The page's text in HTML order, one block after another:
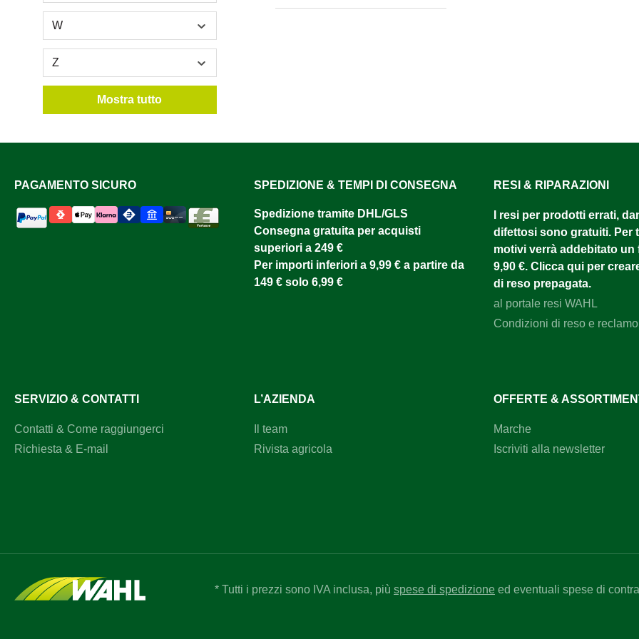
W
Z
Mostra tutto
PAGAMENTO SICURO SPEDIZIONE & TEMPI DI CONSEGNA
Spedizione tramite DHL/GLS ​
Consegna gratuita per acquisti
superiori a 249 €
Per importi inferiori a 9,99 € a partire da
149 € solo 6,99 €
RESI & RIPARAZIONI
I resi per prodotti errati,
difettosi sono gratuiti. Per
motivi verrà addebitato un
9,90 €. Clicca qui per
di reso prepagata.
al portale resi WAHL
Condizioni di reso e reclamo
SERVIZIO & CONTATTI
Contatti & Come raggiungerci
Richiesta & E-mail
L’AZIENDA
Il team
Rivista agricola
OFFERTE &
Marche
Iscriviti alla newsletter
* Tutti i prezzi sono IVA inclusa, più spese di spedizione ed eventuali spese di